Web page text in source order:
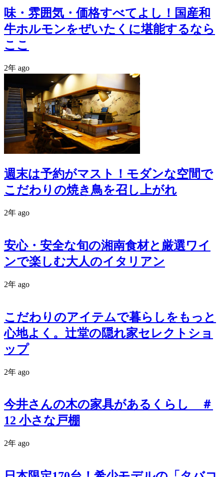
味・雰囲気・価格すべてよし！国産和
牛ホルモンをぜいたくに堪能するなら
ここ
2年 ago
週末は予約がマスト！モダンな空間で
こだわりの焼き鳥を召し上がれ
2年 ago
安心・安全な旬の湘南食材と厳選ワイ
ンで楽しむ大人のイタリアン
2年 ago
こだわりのアイテムで暮らしをもっと
心地よく。辻堂の隠れ家セレクトショ
ップ
2年 ago
今井さんの木の家具があるくらし ＃
12 小さな戸棚
2年 ago